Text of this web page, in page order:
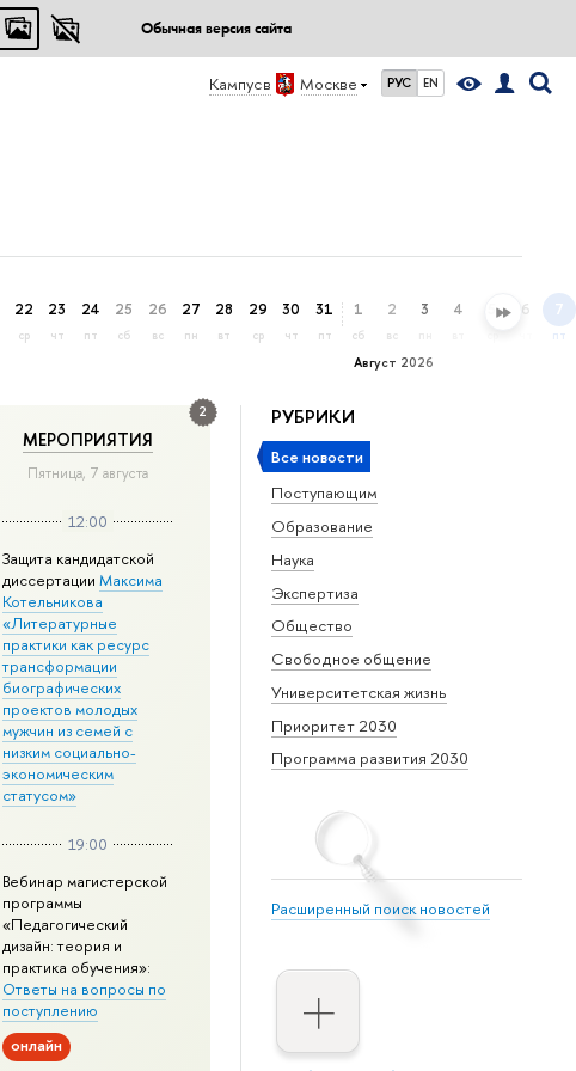
Обычная версия сайта
Кампус в Москве РУС EN
22
ср
23
чт
24
пт
25
сб
26
вс
27
пн
28
вт
29
ср
30
чт
31
пт
Август 2026
1
сб
2
вс
3 4 5 6 7
пт
РУБРИКИ
Все новости
Поступающим
Образование
Наука
Экспертиза
Общество
Свободное общение
Университетская жизнь
Приоритет 2030
Программа развития 2030
Расширенный поиск новостей
2
МЕРОПРИЯТИЯ
Пятница, 7 августа
12:00
Защита кандидатской
диссертации Максима
Котельникова
«Литературные
практики как ресурс
трансформации
биографических
проектов молодых
мужчин из семей с
низким социально-
экономическим
статусом»
19:00
Вебинар магистерской
программы
«Педагогический
дизайн: теория и
практика обучения»:
Ответы на вопросы по
поступлению
онлайн